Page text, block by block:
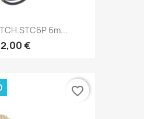
6m...
€
favorite_border